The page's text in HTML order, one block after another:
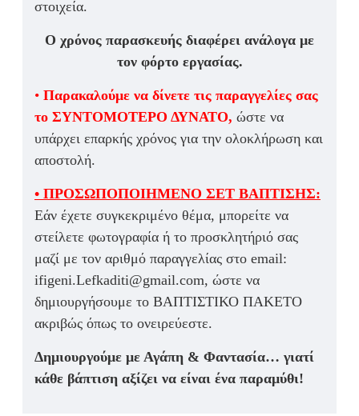
στοιχεία.
Ο χρόνος παρασκευής διαφέρει ανάλογα με
τον φόρτο εργασίας.
• Παρακαλούμε να δίνετε τις παραγγελίες σας
το ΣΥΝΤΟΜΟΤΕΡΟ ΔΥΝΑΤΟ, ώστε να
υπάρχει επαρκής χρόνος για την ολοκλήρωση και
αποστολή.
• ΠΡΟΣΩΠΟΠΟΙΗΜΕΝΟ ΣΕΤ ΒΑΠΤΙΣΗΣ:
Εάν έχετε συγκεκριμένο θέμα, μπορείτε να
στείλετε φωτογραφία ή το προσκλητήριό σας
μαζί με τον αριθμό παραγγελίας στο email:
ifigeni.Lefkaditi@gmail.com, ώστε να
δημιουργήσουμε το ΒΑΠΤΙΣΤΙΚΟ ΠΑΚΕΤΟ
ακριβώς όπως το ονειρεύεστε.
Δημιουργούμε με Αγάπη & Φαντασία… γιατί
κάθε βάπτιση αξίζει να είναι ένα παραμύθι!